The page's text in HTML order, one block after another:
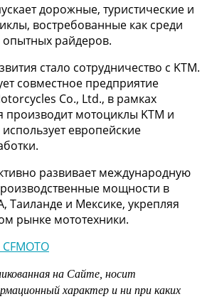
дорожные, туристические и
востребованные как среди
райдеров.
стало сотрудничество с KTM.
совместное предприятие
Co., Ltd., в рамках
производит мотоциклы KTM и
европейские
развивает международную
мощности в
Таиланде и Мексике, укрепляя
рынке мототехники.
на Сайте, носит
характер и ни при каких